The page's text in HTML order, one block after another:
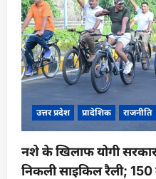
उत्तर प्रदेश प्रादेशिक राजनीति
नशे के खिलाफ योगी
निकली साइकिल रैली; 150